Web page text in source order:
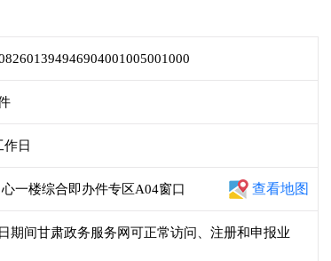
作日
一楼综合即办件专区A04窗口 查看地图
期间甘肃政务服务网可正常访问、注册和申报业